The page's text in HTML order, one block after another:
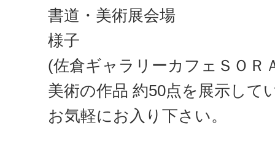
書道・美術
様子
(佐倉ギャラリーカフ
美術の作品 約50点を展示して
お気軽にお入り下さい。